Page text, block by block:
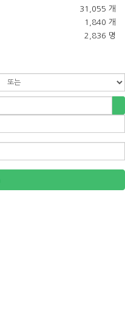
31,055 개
1,840 개
2,836 명